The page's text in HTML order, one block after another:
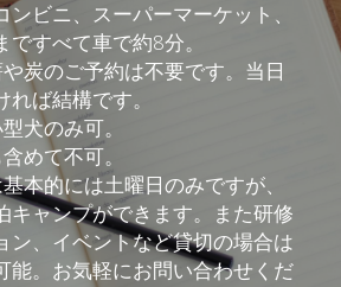
ンビニ、スーパーマーケット、
すべて車で約8分。
炭のご予約は不要です。当日
ば結構です。
犬のみ可。
めて不可。
本的には土曜日のみですが、
キャンプができます。また研修
ン、イベントなど貸切の場合は
。 お気軽にお問い合わせくだ